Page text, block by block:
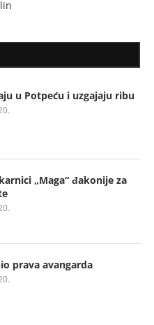
u Potpeću i uzgajaju ribu
„Maga“ đakonije za
prava avangarda